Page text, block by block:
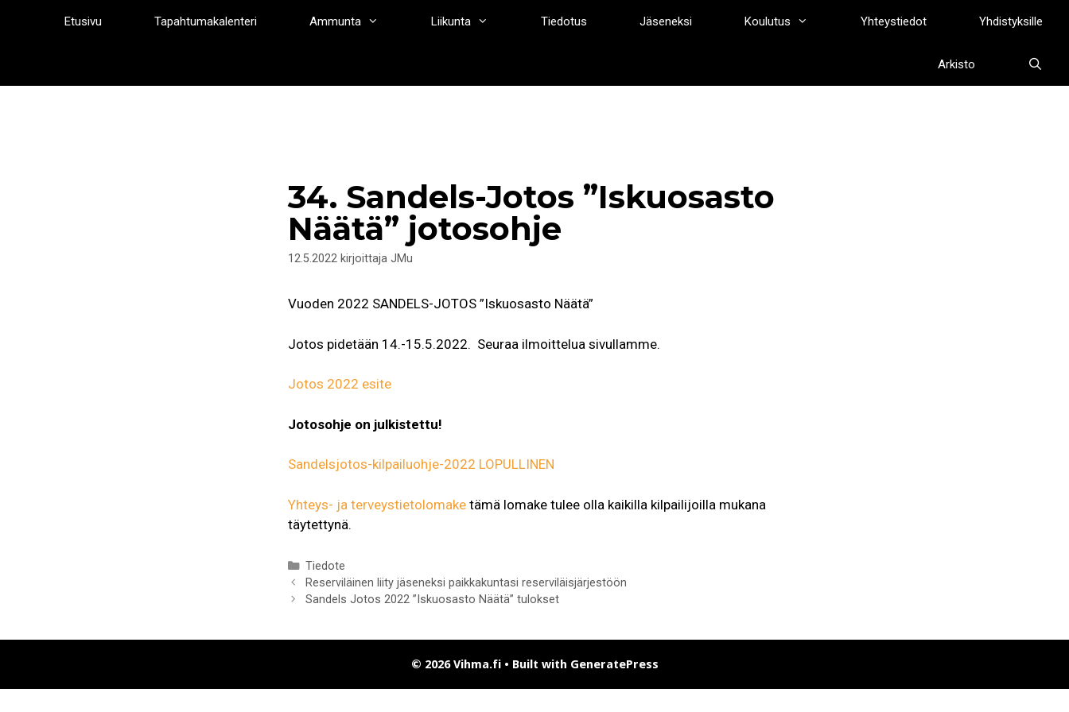
Etusivu Tapahtumakalenteri Ammunta Liikunta Tiedotus Jäseneksi Koulutus Yhteystiedot Yhdistyksille
Arkisto
34. Sandels-Jotos ”Iskuosasto
Näätä” jotosohje
12.5.2022 kirjoittaja JMu
Vuoden 2022 SANDELS-JOTOS ”Iskuosasto Näätä”
Jotos pidetään 14.-15.5.2022. Seuraa ilmoittelua sivullamme.
Jotos 2022 esite
Jotosohje on julkistettu!
Sandelsjotos-kilpailuohje-2022 LOPULLINEN
Yhteys- ja terveystietolomake tämä lomake tulee olla kaikilla kilpailijoilla mukana
täytettynä.
Kategoriat
Tiedote
Reserviläinen liity jäseneksi paikkakuntasi reserviläisjärjestöön
Sandels Jotos 2022 ”Iskuosasto Näätä” tulokset
© 2026 Vihma.fi• Built with GeneratePress